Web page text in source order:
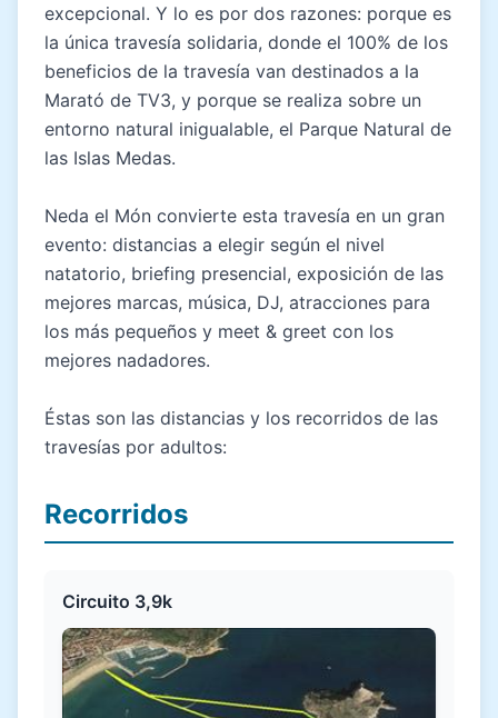
excepcional. Y lo es por dos razones: porque es
la única travesía solidaria, donde el 100% de los
beneficios de la travesía van destinados a la
Marató de TV3, y porque se realiza sobre un
entorno natural inigualable, el Parque Natural de
las Islas Medas.
Neda el Món convierte esta travesía en un gran
evento: distancias a elegir según el nivel
natatorio, briefing presencial, exposición de las
mejores marcas, música, DJ, atracciones para
los más pequeños y meet & greet con los
mejores nadadores.
Éstas son las distancias y los recorridos de las
travesías por adultos:
Recorridos
Circuito 3,9k